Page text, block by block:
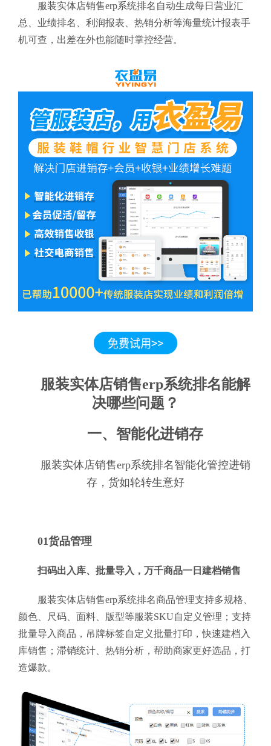
服装实体店销售erp系统排名自动生成每日营业汇
总、业绩排名、利润报表、热销分析等海量统计报表手
机可查，出差在外也能随时掌控经营。
服装实体店销售erp系统排名能解
决哪些问题？
一、智能化进销存
服装实体店销售erp系统排名智能化管控进销
存，货如轮转生意好
01货品管理
扫码出入库、批量导入，万千商品一日建档销售
服装实体店销售erp系统排名商品管理支持多规格、
颜色、尺码、面料、版型等服装SKU自定义管理；支持
批量导入商品，吊牌标签自定义批量打印，快速建档入
库销售；滞销统计、热销分析，帮助商家更好选品，打
造爆款。